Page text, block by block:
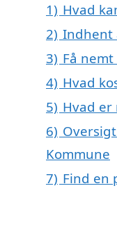
1) Hvad
2) Indhent
3) Få
4) Hvad
5) Hvad
6)
Kommune
7) Find en